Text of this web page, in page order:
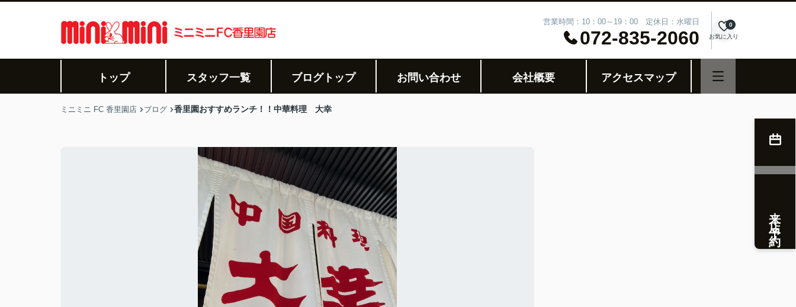
営業時間：10：00～19：00 定休日：水曜日
072-835-2060 お気に入り
0
トップ スタッフ一覧 ブログトップ お問い合わせ 会社概要 アクセスマップ
ミニミニ FC 香里園店 ブログ 香里園おすすめランチ！！中華料理 大幸
来店予約